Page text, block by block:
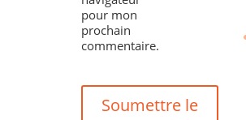
pour mon
prochain
commentaire.
Soumettre le